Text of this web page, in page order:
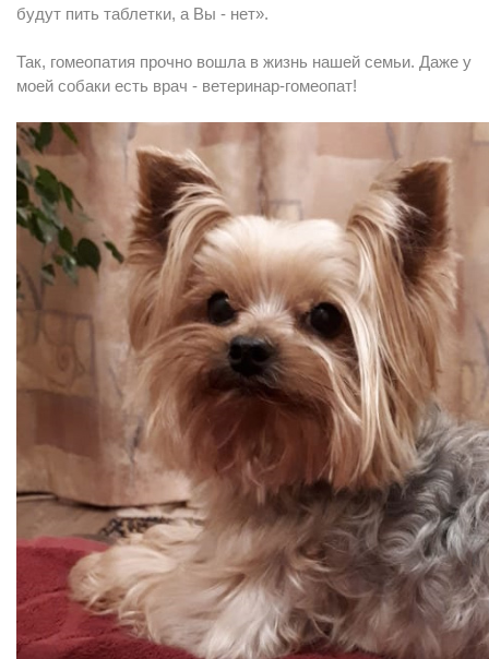
будут пить таблетки, а Вы - нет».
Так, гомеопатия прочно вошла в жизнь нашей семьи. Даже у
моей собаки есть врач - ветеринар-гомеопат!